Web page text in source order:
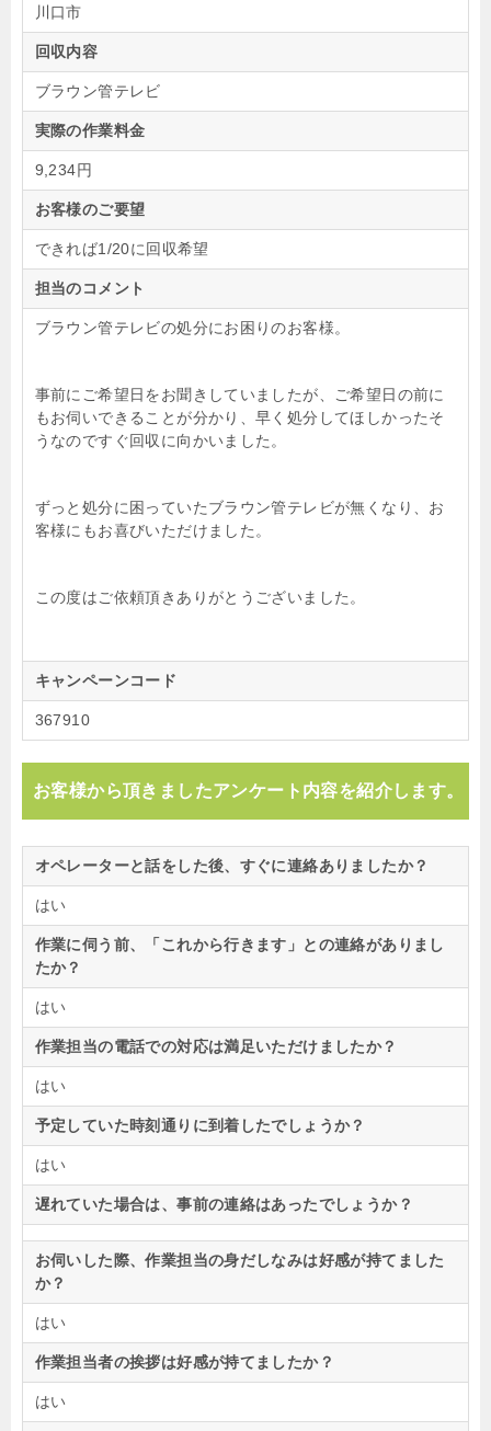
川口市
回収内容
ブラウン管テレビ
実際の作業料金
9,234円
お客様のご要望
できれば1/20に回収希望
担当のコメント
ブラウン管テレビの処分にお困りのお客様。
事前にご希望日をお聞きしていましたが、ご希望日の前に
もお伺いできることが分かり、早く処分してほしかったそ
うなのですぐ回収に向かいました。
ずっと処分に困っていたブラウン管テレビが無くなり、お
客様にもお喜びいただけました。
この度はご依頼頂きありがとうございました。
キャンペーンコード
367910
お客様から頂きましたアンケート内容を紹介します。
オペレーターと話をした後、すぐに連絡ありましたか？
はい
作業に伺う前、「これから行きます」との連絡がありまし
たか？
はい
作業担当の電話での対応は満足いただけましたか？
はい
予定していた時刻通りに到着したでしょうか？
はい
遅れていた場合は、事前の連絡はあったでしょうか？
お伺いした際、作業担当の身だしなみは好感が持てました
か？
はい
作業担当者の挨拶は好感が持てましたか？
はい